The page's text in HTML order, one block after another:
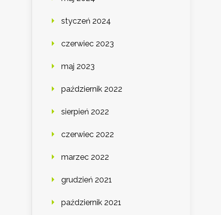
styczeń 2024
czerwiec 2023
maj 2023
październik 2022
sierpień 2022
czerwiec 2022
marzec 2022
grudzień 2021
październik 2021